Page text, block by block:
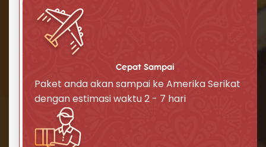
besar seperti peralatan rumah tangga dan
spare part kendaraan. Dengan pengalaman
menangani berbagai jenis barang, kami
menjamin setiap pengiriman ke Amerika
Serikat (USA) akan berjalan dengan lancar dan
aman.
Cara Kirim Paket Murah ke Amerika
Serikat (USA) dengan Repack.id
Berikut adalah langkah mudah untuk cara kirim
Cepat Sampai
Paket anda akan sampai ke Amerika Serikat
dengan estimasi waktu 2 - 7 hari